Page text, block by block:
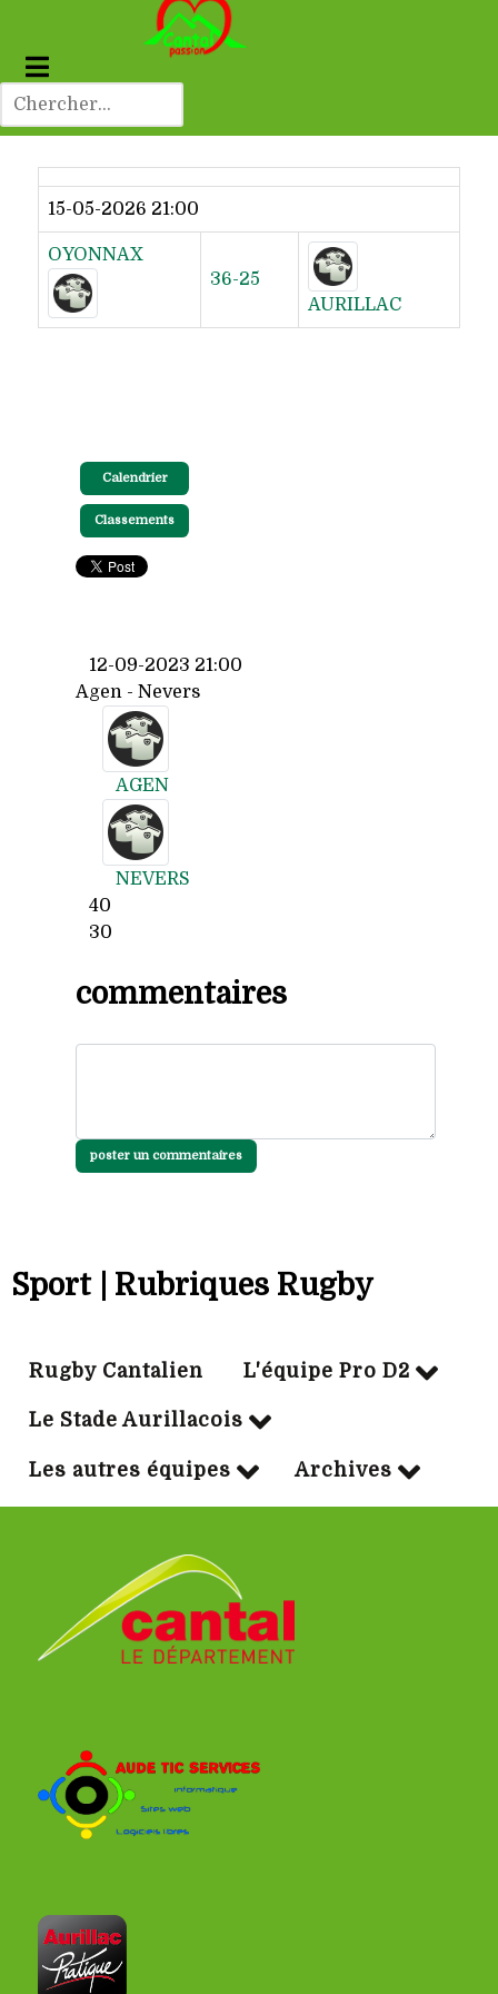
Dernier résultat
15-05-2026 21:00
OYONNAX
36-25
AURILLAC
Calendrier
Classements
12-09-2023 21:00
Agen - Nevers
AGEN
NEVERS
40
30
commentaires
poster un commentaires
Sport | Rubriques Rugby
Rugby Cantalien L'équipe Pro D2
Le Stade Aurillacois
Les autres équipes Archives